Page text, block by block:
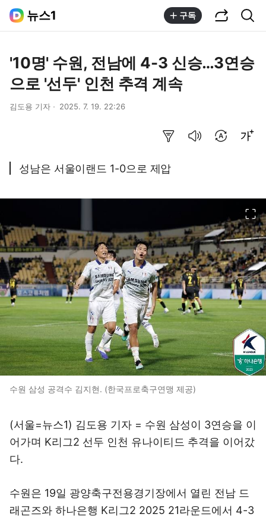
뉴스1 구독
'10명' 수원, 전남에 4-3 신승…3연승
으로 '선두' 인천 추격 계속
김도용 기자 2025. 7. 19. 22:26
성남은 서울이랜드 1-0으로 제압
수원 삼성 공격수 김지현. (한국프로축구연맹 제공)
(서울=뉴스1) 김도용 기자 = 수원 삼성이 3연승을 이
어가며 K리그2 선두 인천 유나이티드 추격을 이어갔
다.
수원은 19일 광양축구전용경기장에서 열린 전남 드
래곤즈와 하나은행 K리그2 2025 21라운드에서 4-3